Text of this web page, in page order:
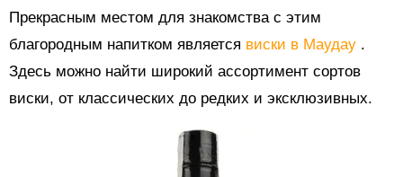
Прекрасным местом для знакомства с этим
благородным напитком является виски в Маудау .
Здесь можно найти широкий ассортимент сортов
виски, от классических до редких и эксклюзивных.